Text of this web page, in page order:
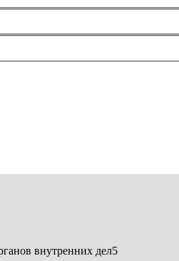
внутренних дел5